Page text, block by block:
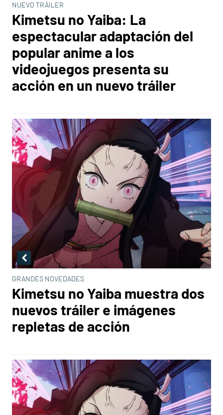
NUEVO TRÁILER
Kimetsu no Yaiba: La
espectacular adaptación del
popular anime a los
videojuegos presenta su
acción en un nuevo tráiler
GRANDES NOVEDADES
Kimetsu no Yaiba muestra dos
nuevos tráiler e imágenes
repletas de acción